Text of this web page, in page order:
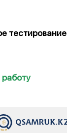
тестирование